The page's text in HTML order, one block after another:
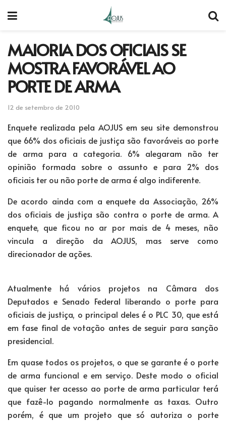
MAIORIA DOS OFICIAIS SE
MOSTRA FAVORÁVEL AO
PORTE DE ARMA
12 de setembro de 2010
Enquete realizada pela AOJUS em seu site demonstrou
que 66% dos oficiais de justiça são favoráveis ao porte
de arma para a categoria. 6% alegaram não ter
opinião formada sobre o assunto e para 2% dos
oficiais ter ou não porte de arma é algo indiferente.
De acordo ainda com a enquete da Associação, 26%
dos oficiais de justiça são contra o porte de arma. A
enquete, que ficou no ar por mais de 4 meses, não
vincula a direção da AOJUS, mas serve como
direcionador de ações.
Atualmente há vários projetos na Câmara dos
Deputados e Senado Federal liberando o porte para
oficiais de justiça, o principal deles é o PLC 30, que está
em fase final de votação antes de seguir para sanção
presidencial.
Em quase todos os projetos, o que se garante é o porte
de arma funcional e em serviço. Deste modo o oficial
que quiser ter acesso ao porte de arma particular terá
que fazê-lo pagando normalmente as taxas. Outro
porém, é que um projeto que só autoriza o porte